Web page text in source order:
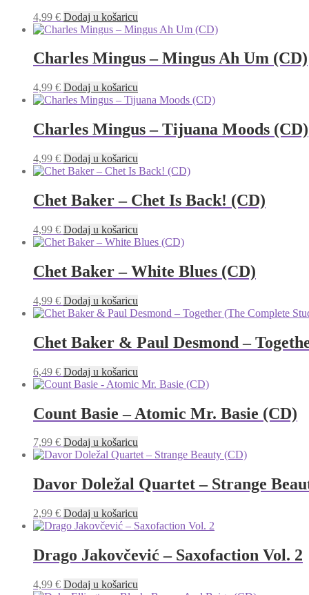
4,99 € Dodaj u košaricu
Charles Mingus ‎– Mingus Ah Um (CD)
4,99 € Dodaj u košaricu
Charles Mingus ‎– Tijuana Moods (CD)
4,99 € Dodaj u košaricu
Chet Baker – Chet Is Back! (CD)
4,99 € Dodaj u košaricu
Chet Baker – White Blues (CD)
4,99 € Dodaj u košaricu
Chet Baker & Paul Desmond –
6,49 € Dodaj u košaricu
Count Basie – Atomic Mr. Basie (CD)
7,99 € Dodaj u košaricu
Davor Doležal Quartet – Strange
2,99 € Dodaj u košaricu
Drago Jakovčević ‎– Saxofaction Vol. 2
4,99 € Dodaj u košaricu